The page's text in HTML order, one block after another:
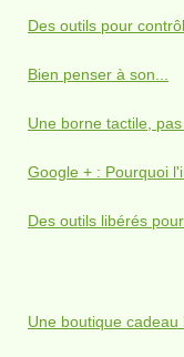
Des outils pour
Bien penser à son...
Une borne tactile, pas
Google + : Pourquoi
Des outils libérés
Une boutique cadeau